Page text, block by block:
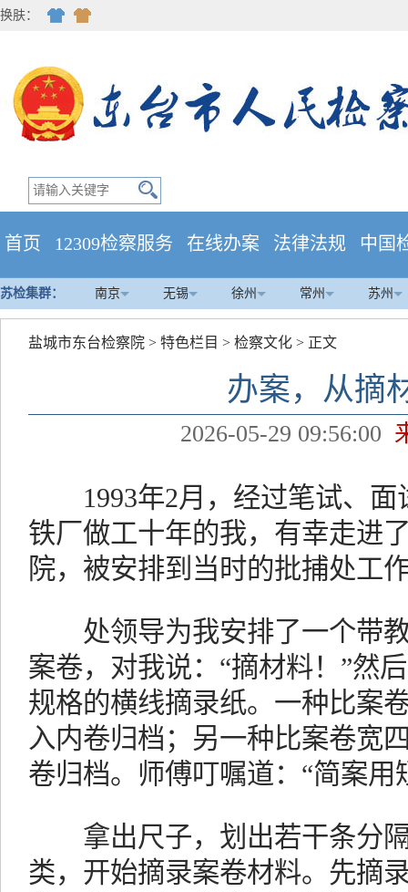
换肤：
首页 12309检察服务 在线办案 法律法规 中国
苏检集群： 南京 无锡 徐州 常州 苏州
盐城市东台检察院 > 特色栏目 > 检察文化 > 正文
办案，从摘
2026-05-29 09:56:00
1993年2月，经过笔试、面
铁厂做工十年的我，有幸走进
院，被安排到当时的批捕处工
处领导为我安排了一个带教
案卷，对我说：“摘材料！”然
规格的横线摘录纸。一种比案
入内卷归档；另一种比案卷宽
卷归档。师傅叮嘱道：“简案用
拿出尺子，划出若干条分隔
类，开始摘录案卷材料。先摘